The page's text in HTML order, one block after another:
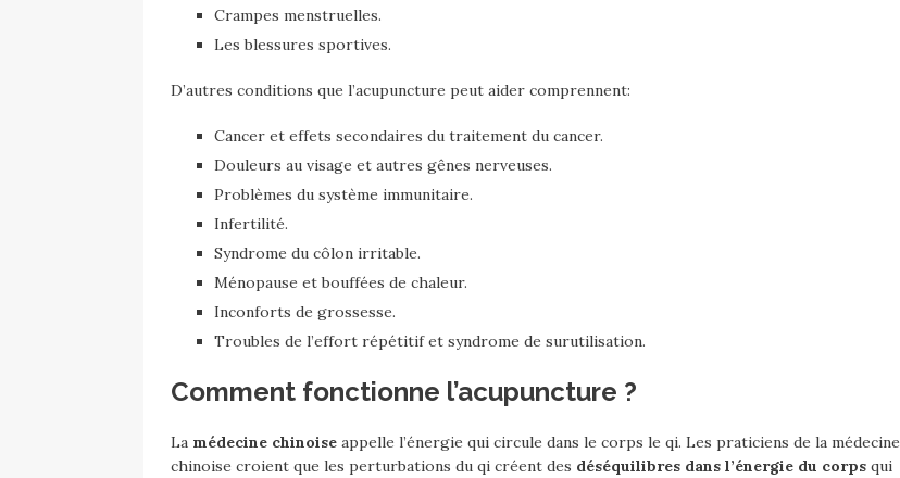
Crampes menstruelles.
Les blessures sportives.
D’autres conditions que l’acupuncture peut aider comprennent:
Cancer et effets secondaires du traitement du cancer.
Douleurs au visage et autres gênes nerveuses.
Problèmes du système immunitaire.
Infertilité.
Syndrome du côlon irritable.
Ménopause et bouffées de chaleur.
Inconforts de grossesse.
Troubles de l’effort répétitif et syndrome de surutilisation.
Comment fonctionne l’acupuncture ?
La médecine chinoise appelle l’énergie qui circule dans le corps le qi. Les praticiens de la médecine
chinoise croient que les perturbations du qi créent des déséquilibres dans l’énergie du corps qui